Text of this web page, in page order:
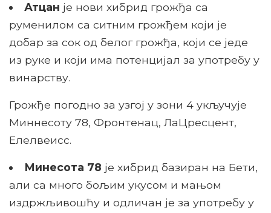
Атцан је нови хибрид грожђа са
руменилом са ситним грожђем који је
добар за сок од белог грожђа, који се једе
из руке и који има потенцијал за употребу у
винарству.
Грожђе погодно за узгој у зони 4 укључује
Миннесоту 78, Фронтенац, ЛаЦресцент,
Елелвеисс.
Минесота 78 је хибрид базиран на Бети,
али са много бољим укусом и мањом
издржљивошћу и одличан је за употребу у